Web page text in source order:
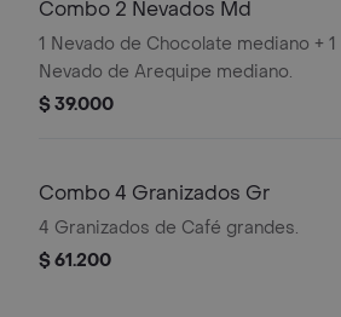
Combo 2 Nevados Md
1 Nevado de Chocolate mediano + 1
Nevado de Arequipe mediano.
$ 39.000
Combo 4 Granizados Gr
4 Granizados de Café grandes.
$ 61.200